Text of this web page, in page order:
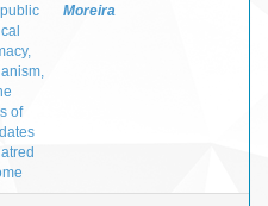
of
Moreira